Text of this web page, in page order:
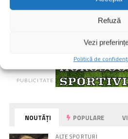
Refuză
Vezi
Politică de
PUBLICITATE
NOUTĂȚI POPULARE
ALTE SPORTURI